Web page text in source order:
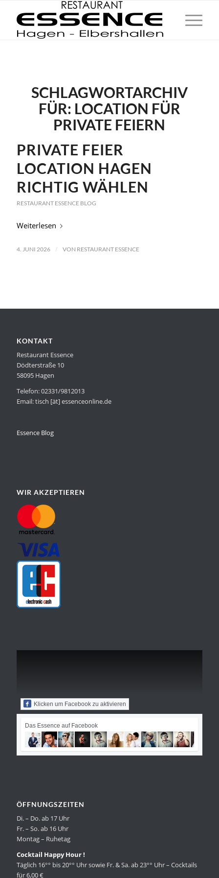
SCHLAGWORTARCHIV
FÜR: LOCATION FÜR
PRIVATE FEIERN
PRIVATE FEIER
LOCATION HAGEN
RICHTIG WÄHLEN
RESTAURANT ESSENCE BLOG
Weiterlesen
4. JUNI 2026 / VON RESTAURANT ESSENCE
KONTAKT
Restaurant Essence
Dödterstraße 10
58095 Hagen
Telefon: 02331/9812013
Email: tisch [ät] essenceonline.de
Essence Blog
WIR AKZEPTIEREN
Klicken um Facebook zu aktivieren
Das Essence auf Facebook
ÖFFNUNGSZEITEN
Di. – Do. ab 17 Uhr
Fr. – So. ab 16 Uhr
Montag – Ruhetag
Cocktail Happy Hour !
Täglich 16°° bis 20°° Uhr sowie Fr. & Sa. ab 23°° Uhr – Cocktails
für 6,00 €